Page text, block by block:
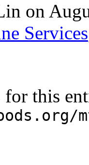
on
Services
this